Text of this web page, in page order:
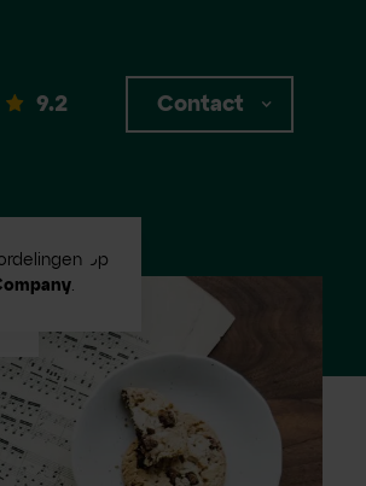
Contact
9.2
op
.